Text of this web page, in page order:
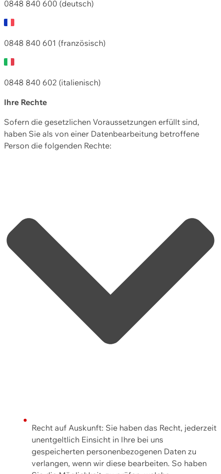
0848 840 600 (deutsch)
0848 840 601 (französisch)
0848 840 602 (italienisch)
Ihre Rechte
Sofern die gesetzlichen Voraussetzungen erfüllt sind,
haben Sie als von einer Datenbearbeitung betroffene
Person die folgenden Rechte:
Recht auf Auskunft: Sie haben das Recht, jederzeit
unentgeltlich Einsicht in Ihre bei uns
gespeicherten personenbezogenen Daten zu
verlangen, wenn wir diese bearbeiten. So haben